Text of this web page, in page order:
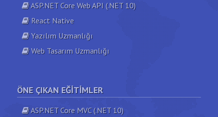
ASP.NET Core Web API (.NET 10)
React Native
Yazılım Uzmanlığı
Web Tasarım Uzmanlığı
ÖNE ÇIKAN EĞITIMLER
ASP.NET Core MVC (.NET 10)